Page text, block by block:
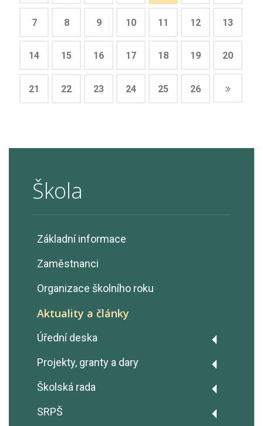
Škola
Základní informace
Zaměstnanci
Organizace školního roku
Aktuality a články
Úřední deska
Výroční zprávy
Rozpočty školy
GDPR - Ochrana osobních údajů
Projekty, granty a dary
Projekt Fairtrade
Erasmus+
Školská rada
Zápisy z jednání
SRPŠ
7 8 9 10 11 12 13
14 15 16 17 18 19 20
21 22 23 24 25 26